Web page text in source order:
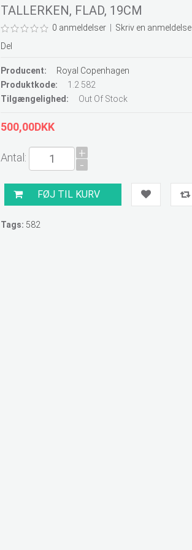
TALLERKEN, FLAD, 19CM
0 anmeldelser
Skriv en anmeldelse
Del
Producent:
Royal Copenhagen
Produktkode:
1.2 582
Tilgængelighed:
Out Of Stock
500,00DKK
Antal: +
-
Tags: 582